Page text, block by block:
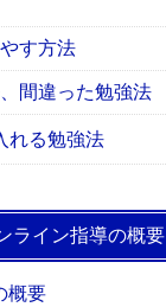
す方法
間違った勉強法
れる勉強法
ライン指導の概要
概要